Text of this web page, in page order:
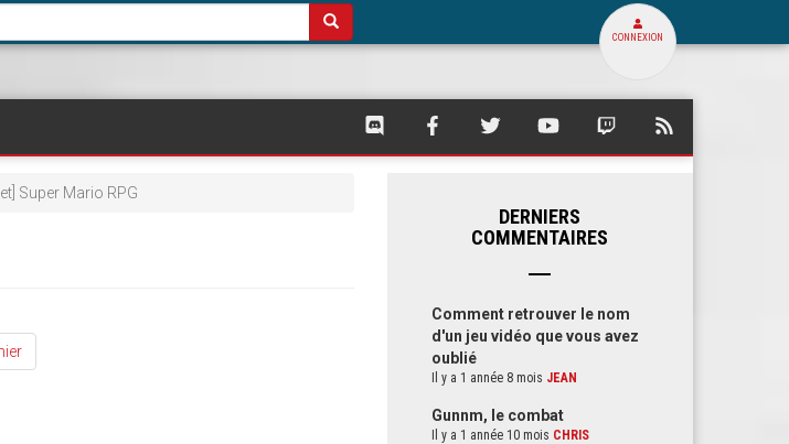
CONNEXION
SQUARE
SQUARE SQUARE SQUARE SQUARE
Super Mario RPG
DERNIERS
COMMENTAIRES
Comment retrouver le nom
d'un jeu vidéo que vous avez
oublié
Il y a 1 année 8 mois JEAN
Gunnm, le combat
Il y a 1 année 10 mois CHRIS